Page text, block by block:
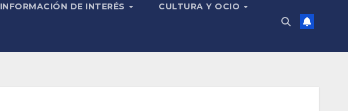
INFORMACIÓN DE INTERÉS CULTURA Y OCIO